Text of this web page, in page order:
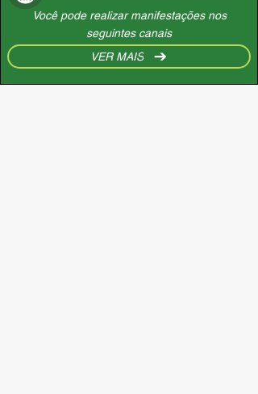
Você pode realizar manifestações nos
seguintes canais
VER MAIS